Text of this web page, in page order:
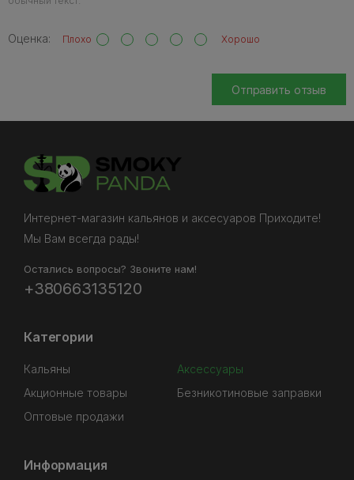
Оценка: Плохо Хорошо
Отправить отзыв
Интернет-магазин кальянов и аксесуаров Приходите!
Мы Вам всегда рады!
Остались вопросы? Звоните нам!
+380663135120
Категории
Кальяны
Аксессуары
Акционные товары
Безникотиновые заправки
Оптовые продажи
Информация